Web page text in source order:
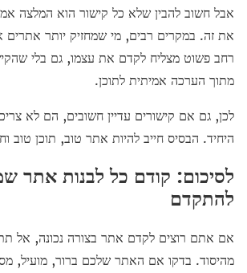
אבל חשוב להבין שלא כל קישור הוא המלצה
את זה. במקרים רבים, מי שמחזיק יותר אתרים
רחב פשוט מצליח לקדם את עצמו, גם בלי
מתוך הערכה אמיתית לתוכן.
לכן, גם אם קישורים עדיין חשובים, הם לא
היחיד. הבסיס חייב להיות אתר טוב, תוכן טוב
לסיכום: קודם כל לבנות אתר
להתקדם
אם אתם רוצים לקדם אתר בצורה נכונה, אל
מהיסוד. בדקו אם האתר שלכם ברור, מועיל,